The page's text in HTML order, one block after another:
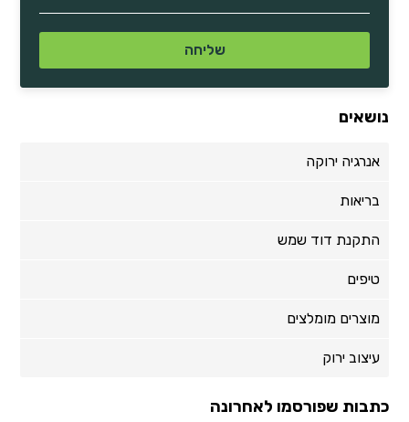
נושאים
אנרגיה ירוקה
בריאות
התקנת דוד שמש
טיפים
מוצרים מומלצים
עיצוב ירוק
כתבות שפורסמו לאחרונה